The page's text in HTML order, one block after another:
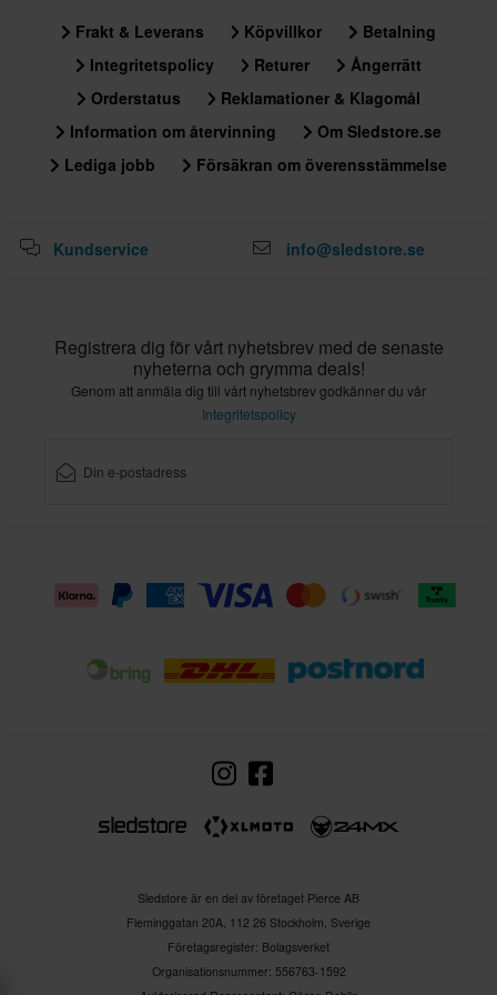
317 x 396 x 314 mm
Certifieringsstandard
ECE 22.06
Frakt & Leverans Köpvillkor
Betalning
Integritetspolicy
Returer
Ångerrätt
Orderstatus
Reklamationer & Klagomål
Information om återvinning
Om Sledstore.se
Lediga jobb
Försäkran om överensstämmelse
Kundservice info@sledstore.se
Registrera dig för vårt nyhetsbrev med de senaste
nyheterna och grymma deals!
Genom att anmäla dig till vårt nyhetsbrev godkänner du vår
Integritetspolicy
Sledstore är en del av företaget Pierce AB
Fleminggatan 20A, 112 26 Stockholm, Sverige
Företagsregister: Bolagsverket
Organisationsnummer: 556763-1592